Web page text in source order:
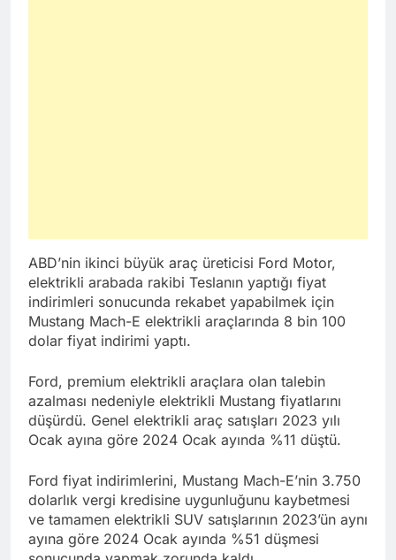
ABD’nin ikinci büyük araç üreticisi Ford Motor,
elektrikli arabada rakibi Teslanın yaptığı fiyat
indirimleri sonucunda rekabet yapabilmek için
Mustang Mach-E elektrikli araçlarında 8 bin 100
dolar fiyat indirimi yaptı.
Ford, premium elektrikli araçlara olan talebin
azalması nedeniyle elektrikli Mustang fiyatlarını
düşürdü. Genel elektrikli araç satışları 2023 yılı
Ocak ayına göre 2024 Ocak ayında %11 düştü.
Ford fiyat indirimlerini, Mustang Mach-E’nin 3.750
dolarlık vergi kredisine uygunluğunu kaybetmesi
ve tamamen elektrikli SUV satışlarının 2023’ün aynı
ayına göre 2024 Ocak ayında %51 düşmesi